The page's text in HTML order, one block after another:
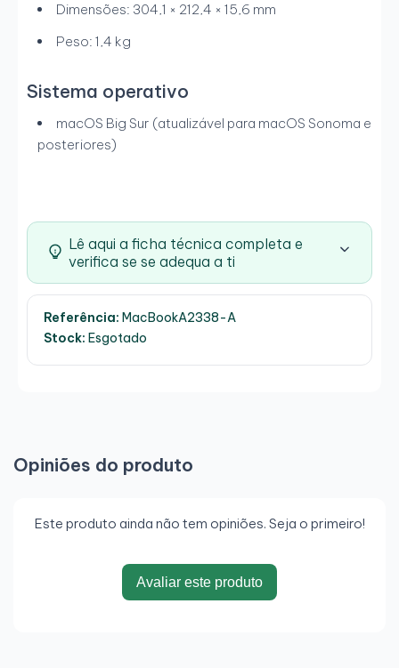
Dimensões: 304,1 × 212,4 × 15,6 mm
Peso: 1,4 kg
Sistema operativo
macOS Big Sur (atualizável para macOS Sonoma e
posteriores)
Lê aqui a ficha técnica completa e
verifica se se adequa a ti
Referência: MacBookA2338-A
Stock: Esgotado
Opiniões do produto
Este produto ainda não tem opiniões. Seja o primeiro!
Avaliar este produto